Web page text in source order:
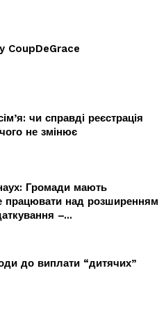
CoupDeGrace
чи справді реєстрація
не змінює
Громади мають
працювати над розширенням
–...
до виплати “дитячих”